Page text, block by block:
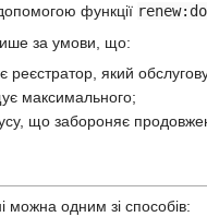
функції
за умови, що:
реєстратор, який
максимального;
що забороняє
можна одним зі способів: